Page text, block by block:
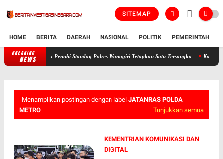
SITEMAP
HOME BERITA DAERAH NASIONAL POLITIK PEMERINTAH
BREAKING
NEWS
Tak Penuhi Standar, Polres Wonogiri Tetapkan Satu Tersangka Kapolres
Menampilkan postingan dengan label JATANRAS POLDA
METRO
Tunjukkan semua
KEMENTRIAN KOMUNIKASI DAN
DIGITAL